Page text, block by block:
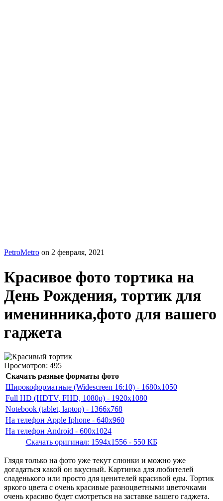
PetroMetro on 2 февраля, 2021
Красивое фото тортика на
День Рождения, тортик для
именинника,фото для вашего
гаджета
Просмотров: 495
Скачать оригинал: 1594x1556 - 550 КБ
Скачать разные форматы фото
Широкоформатные (Widescreen 16:10) - 1680x1050
Full HD (HDTV, FHD, 1080p) - 1920x1080
Notebook (tablet, laptop) - 1366x768
На телефон Apple Iphone - 640x960
На телефон Android - 600x1024
Глядя только на фото уже текут слюнки и можно уже
догадаться какой он вкусный. Картинка для любителей
сладенького или просто для ценителей красивой еды. Тортик
яркого цвета с очень красивые разноцветными цветочками
очень красиво будет смотреться на заставке вашего гаджета.